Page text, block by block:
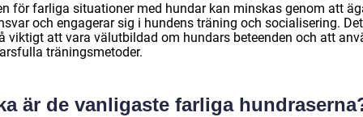
för farliga situationer med hundar kan minskas genom att
och engagerar sig i hundens träning och socialisering.
viktigt att vara välutbildad om hundars beteenden och att
träningsmetoder.
är de vanligaste farliga